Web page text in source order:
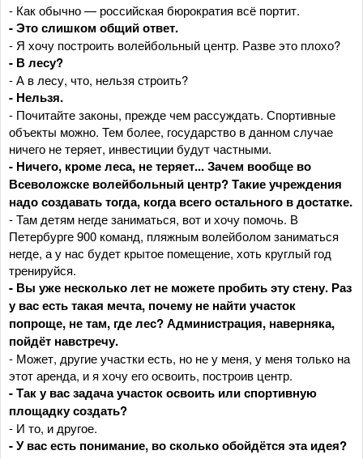
- Как обычно — российская бюрократия всё портит.
- Это слишком общий ответ.
- Я хочу построить волейбольный центр. Разве это плохо?
- В лесу?
- А в лесу, что, нельзя строить?
- Нельзя.
- Почитайте законы, прежде чем рассуждать. Спортивные
объекты можно. Тем более, государство в данном случае
ничего не теряет, инвестиции будут частными.
- Ничего, кроме леса, не теряет... Зачем вообще во
Всеволожске волейбольный центр? Такие учреждения
надо создавать тогда, когда всего остального в достатке.
- Там детям негде заниматься, вот и хочу помочь. В
Петербурге 900 команд, пляжным волейболом заниматься
негде, а у нас будет крытое помещение, хоть круглый год
тренируйся.
- Вы уже несколько лет не можете пробить эту стену. Раз
у вас есть такая мечта, почему не найти участок
попроще, не там, где лес? Администрация, наверняка,
пойдёт навстречу.
- Может, другие участки есть, но не у меня, у меня только на
этот аренда, и я хочу его освоить, построив центр.
- Так у вас задача участок освоить или спортивную
площадку создать?
- И то, и другое.
- У вас есть понимание, во сколько обойдётся эта идея?